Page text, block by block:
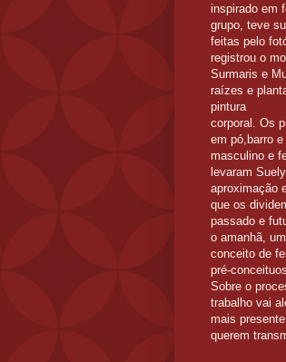
inspirado em
grupo, teve
feitas pelo
registrou o
Surmaris e
raízes e
pintura
corporal. Os
em pó,barro
masculino e
levaram
aproximação
que os
passado e
o amanhã,
conceito de
pré-
Sobre o
trabalho vai
mais
querem